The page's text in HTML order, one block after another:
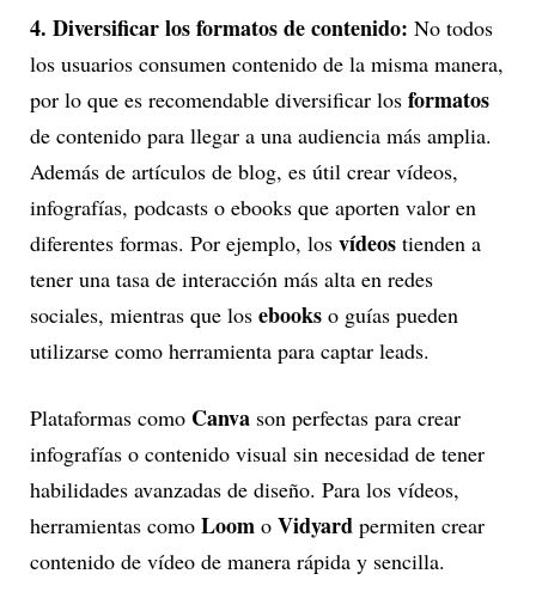
4. Diversificar los formatos de contenido: No todos
los usuarios consumen contenido de la misma manera,
por lo que es recomendable diversificar los formatos
de contenido para llegar a una audiencia más amplia.
Además de artículos de blog, es útil crear vídeos,
infografías, podcasts o ebooks que aporten valor en
diferentes formas. Por ejemplo, los vídeos tienden a
tener una tasa de interacción más alta en redes
sociales, mientras que los ebooks o guías pueden
utilizarse como herramienta para captar leads.
Plataformas como Canva son perfectas para crear
infografías o contenido visual sin necesidad de tener
habilidades avanzadas de diseño. Para los vídeos,
herramientas como Loom o Vidyard permiten crear
contenido de vídeo de manera rápida y sencilla.